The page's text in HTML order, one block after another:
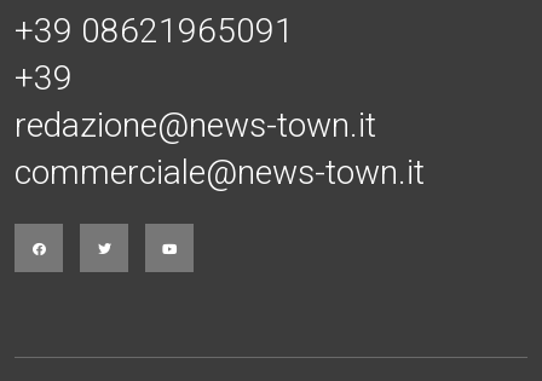
+39 08621965091
+39
redazione@news-town.it
commerciale@news-town.it